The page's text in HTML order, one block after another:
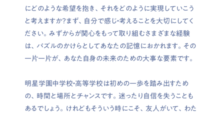
にどのような希望を抱き、それをどのように実現していこう
と考えますか？まず、自分で感じ・考えることを大切にしてく
ださい。みずからが関心をもって取り組むさまざまな経験
は、パズルのかけらとしてあなたの記憶におかれます。その
一片一片が、あなた自身の未来のための大事な要素です。
明星学園中学校・高等学校は初めの一歩を踏み出すため
の、時間と場所とチャンスです。迷ったり自信を失うことも
あるでしょう。けれどもそういう時にこそ、友人がいて、わた